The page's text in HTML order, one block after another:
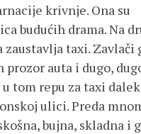
krivnje. Ona su
budućih drama. Na
taxi. Zavlači
auta i dugo,
tom repu za taxi
ulici. Preda
bujna, skladna i